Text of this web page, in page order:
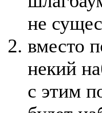
не
вместо
некий
с этим